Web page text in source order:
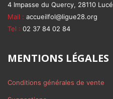
4 Impasse du Quercy, 28110 Lucé
Mail : accueilfol@ligue28.org
Tel : 02 37 84 02 84
MENTIONS LÉGALES
Conditions générales de vente